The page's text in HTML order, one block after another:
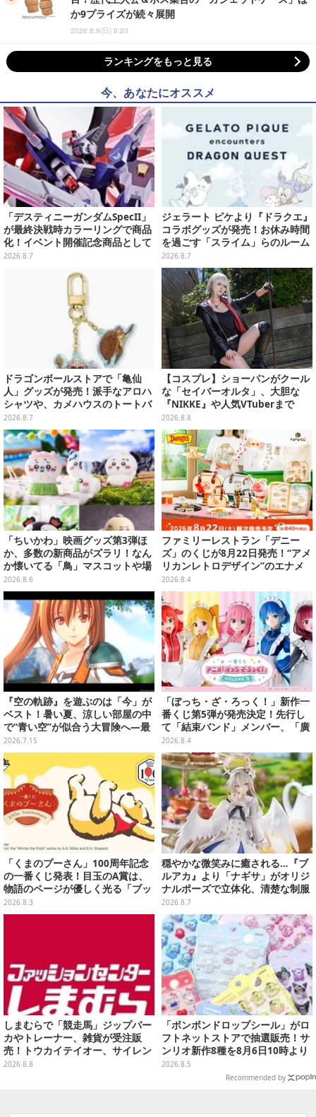
か9プライズが続々展開
2026.8.9(日) 0:20
ランキングをもっと見る
今、あなたにオススメ
「デスティニーガンダムSpecII」
が最終決戦時カラーリングで商品
化！イベント開催記念商品として
METAL ROBOT魂に新登場
2026.8.7
ジェラート ピケより『ドラクエ』
コラボグッズが発売！お休み時間
を過ごす「スライム」らのルーム
ウェア、雑貨など多数ラインナッ
プ
2026.8.7
ドラゴンボールストアで「亀仙
人」グッズが発売！派手なアロハ
シャツや、カメハウスのトートバ
ッグなど夏らしいアイテムがズラ
リ
2026.8.7
【コスプレ】ショーパンがクール
な「セイバーオルタ」、大胆な
『NIKKE』や人気VTuberまで
「アコスタ池袋」美女レイヤーま
とめ
2026.8.8
「ちいかわ」映画グッズ第3弾ほ
か、多数の新商品がズラリ！なん
か懐いてる「鳥」マスコットや場
面写アイテムなど必見のラインナ
ップ
2026.8.6
ファミリーレストラン「デニー
ズ」のくじが8月22日発売！“アメ
リカンレトロデザイン”のエナメ
ルバッグやTシャツなど、日常使
いできるグッズを用意
2026.8.4
『空の軌跡』を遊ぶのは「今」が
ベスト！暑い夏、涼しい部屋の中
で“青い空”が似合う大冒険へ―最
安値でセール中の『the 1st』か
ら新作『空の軌跡 the 2nd』まで
駆け抜けよう
2026.7.15
「ぼっち・ざ・ろっく！」新作一
番くじ第5弾が発売決定！先行し
て「結束バンド」メンバー、「廣
井きくり」のメイド衣装フィギュ
アを公開
2026.8.4
「くまのプーさん」100周年記念
の一番くじ発表！目玉のA賞は、
物語のページが優しく光る「ブッ
クシェイプドライト」
2026.8.3
穏やかな微笑みに癒される…『ブ
ルアカ』より「ナギサ」がオリジ
ナルポーズで立体化、清楚な制服
は白の彩色にこだわり
2026.8.7
しまむらで「競走馬」ジップパー
カやトレーナー、雑貨が受注販
売！トウカイテイオー、サイレン
ススズカなど名馬をデザイン
2026.8.8
「ボンボンドロップシール」がロ
フトネットストアで抽選販売！サ
ンリオ新作8種を8月6日10時より
受付開始
2026.8.5
Recommended by